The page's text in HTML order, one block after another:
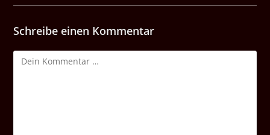
Schreibe einen Kommentar
Kommentar